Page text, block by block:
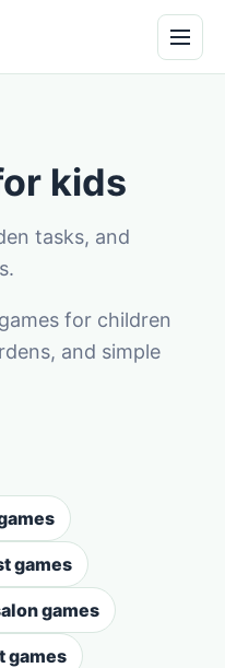
kids
tasks, and
for children
and simple
games
games
games